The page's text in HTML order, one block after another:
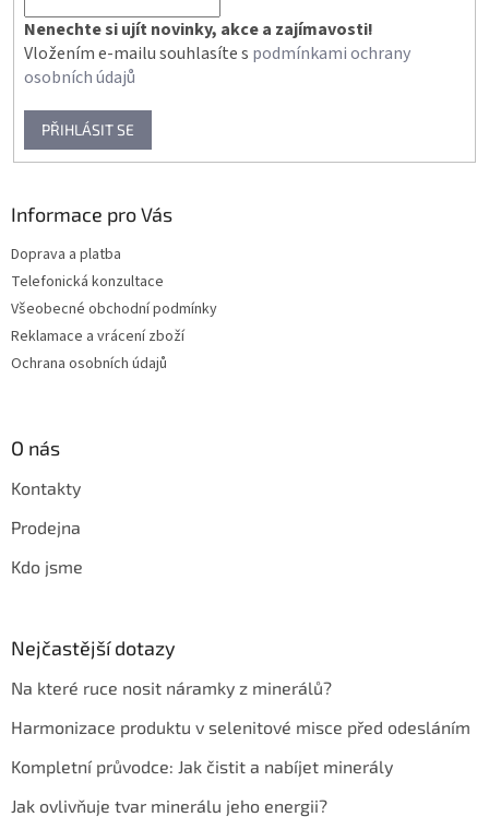
Nenechte si ujít novinky, akce a zajímavosti!
Vložením e-mailu souhlasíte s podmínkami ochrany
osobních údajů
PŘIHLÁSIT SE
Informace pro Vás
Doprava a platba
Telefonická konzultace
Všeobecné obchodní podmínky
Reklamace a vrácení zboží
Ochrana osobních údajů
O nás
Kontakty
Prodejna
Kdo jsme
Nejčastější dotazy
Na které ruce nosit náramky z minerálů?
Harmonizace produktu v selenitové misce před odesláním
Kompletní průvodce: Jak čistit a nabíjet minerály
Jak ovlivňuje tvar minerálu jeho energii?